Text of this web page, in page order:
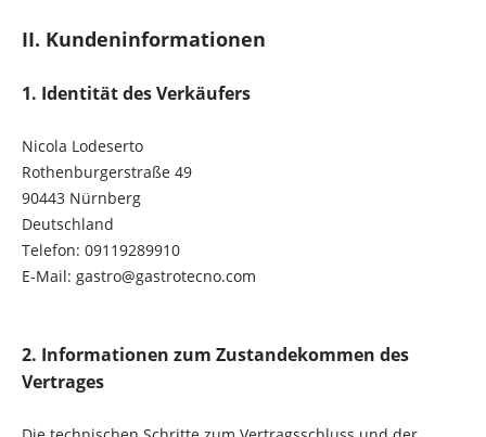
II. Kundeninformationen
1. Identität des Verkäufers
Nicola Lodeserto
Rothenburgerstraße 49
90443 Nürnberg
Deutschland
Telefon: 09119289910
E-Mail: gastro@gastrotecno.com
2. Informationen zum Zustandekommen des
Vertrages